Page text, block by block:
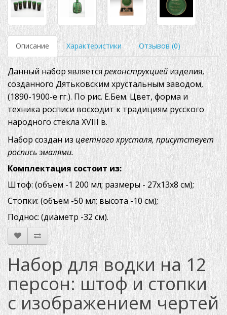
Описание Характеристики Отзывов (0)
Данный набор являетсяреконструкциейизделия,
созданного Дятьковским хрустальным заводом,
(1890-1900-е гг.). По рис. Е.Бем. Цвет, форма и
техника росписи восходит к традициям русского
народного стекла XVIII в.
Набор создан из цветного хрусталя, присутствует
роспись эмалями.
Комплектация состоит из:
Штоф: (объем -1 200 мл; размеры - 27х13х8 см);
Стопки: (объем -50 мл; высота -10 см);
Поднос: (диаметр -32 см).
Набор для водки на 12
персон: штоф и стопки
с изображением чертей